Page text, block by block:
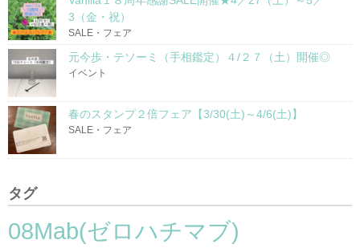
3（金・祝）
SALE・フェア
元今歩・テソーミ（手相鑑定）４/２７（土）開催◎
イベント
春のスタンプ２倍フェア【3/30(土)～4/6(土)】
SALE・フェア
タグ
08Mab(ゼロハチマブ)